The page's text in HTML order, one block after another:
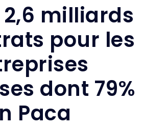
2,6 milliards
pour les
dont 79%
Paca